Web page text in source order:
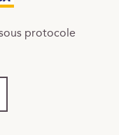
protocole